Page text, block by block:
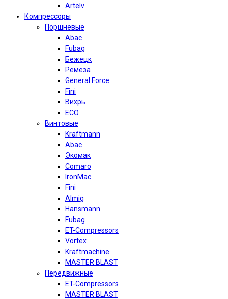
Artelv
Компрессоры
Поршневые
Abac
Fubag
Бежецк
Ремеза
General Force
Fini
Вихрь
ECO
Винтовые
Kraftmann
Abac
Экомак
Comaro
IronMac
Fini
Almig
Hansmann
Fubag
ET-Compressors
Vortex
Kraftmachine
MASTER BLAST
Передвижные
ET-Compressors
MASTER BLAST